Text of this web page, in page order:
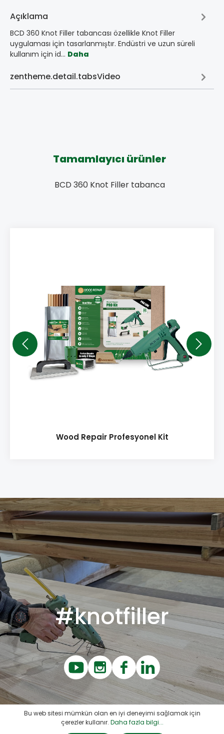
Açıklama
BCD 360 Knot Filler tabancası özellikle Knot Filler
uygulaması için tasarlanmıştır. Endüstri ve uzun süreli
kullanım için id… Daha
zentheme.detail.tabsVideo
Tamamlayıcı ürünler
BCD 360 Knot Filler tabanca
Wood Repair Profesyonel Kit
#knotfiller
Bu web sitesi mümkün olan en iyi deneyimi sağlamak için
çerezler kullanır. Daha fazla bilgi...